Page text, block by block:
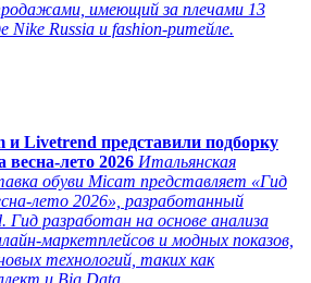
имеющий за плечами 13
Nike Russia и fashion-ритейле.
и Livetrend представили подборку
весна-лето 2026 Итальянская
обуви Micam представляет «Гид
лето 2026», разработанный
Гид разработан на основе анализа
маркетплейсов и модных показов,
технологий, таких как